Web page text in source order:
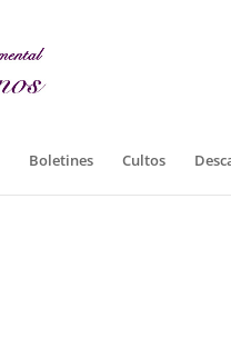
Boletines Cultos